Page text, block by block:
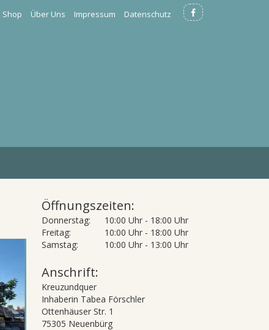
Shop Über Uns Impressum Datenschutz
Öffnungszeiten:
Donnerstag:
10:00 Uhr - 18:00 Uhr
Freitag:
10:00 Uhr - 18:00 Uhr
Samstag:
10:00 Uhr - 13:00 Uhr
Anschrift:
Kreuzundquer
Inhaberin Tabea Förschler
Ottenhäuser Str. 1
75305 Neuenbürg